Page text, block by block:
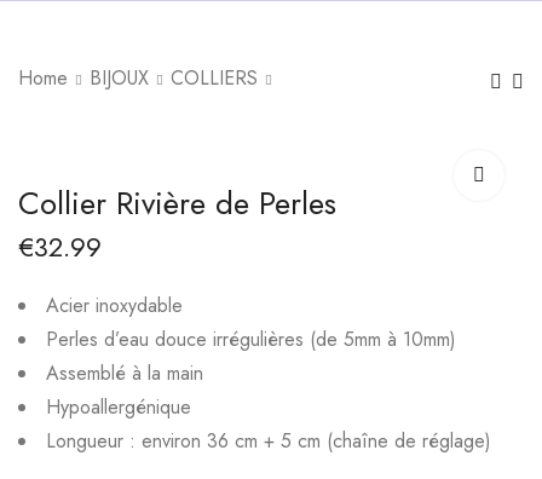
Home BIJOUX COLLIERS
€
Collier Rivière de Perles
€32.99
Acier inoxydable
Perles d’eau douce irrégulières (de 5mm à 10mm)
Assemblé à la main
Hypoallergénique
Longueur : environ 36 cm + 5 cm (chaîne de réglage)